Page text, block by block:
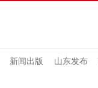
新闻出版 山东发布